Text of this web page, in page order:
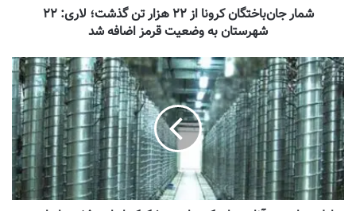
شمار جان‌باختگان کرونا از ۲۲ هزار تن گذشت؛ لاری: ۲۲
شهرستان به وضعیت قرمز اضافه شد